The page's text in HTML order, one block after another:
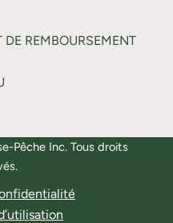
DE REMBOURSEMENT
Pêche Inc. Tous droits